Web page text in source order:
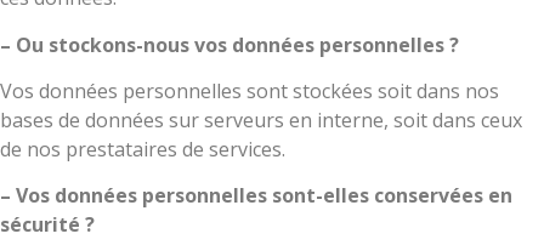
– Ou stockons-nous vos données personnelles ?
Vos données personnelles sont stockées soit dans nos
bases de données sur serveurs en interne, soit dans ceux
de nos prestataires de services.
– Vos données personnelles sont-elles conservées en
sécurité ?